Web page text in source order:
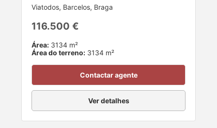
Viatodos, Barcelos, Braga
116.500 €
Área: 3134 m²
Área do terreno: 3134 m²
Contactar agente
Ver detalhes